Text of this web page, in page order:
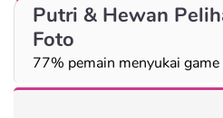
Putri & Hewan
Foto
77% pemain menyukai game